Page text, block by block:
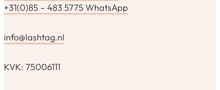
+31(0)85 – 483 5775 WhatsApp
info@lashtag.nl
KVK: 75006111